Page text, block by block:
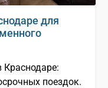
для
Краснодаре:
поездок.